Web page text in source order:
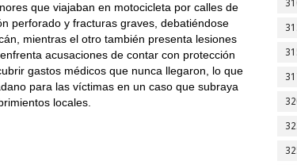
que viajaban en motocicleta por calles de
perforado y fracturas graves, debatiéndose
mientras el otro también presenta lesiones
acusaciones de contar con protección
gastos médicos que nunca llegaron, lo que
para las víctimas en un caso que subraya
locales.